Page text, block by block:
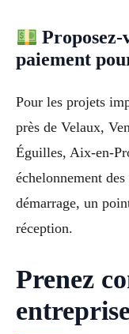
Proposez-
paiement
Pour les projets
près de Velaux,
Éguilles, Aix-en-
échelonnement
démarrage, un
réception.
Prenez